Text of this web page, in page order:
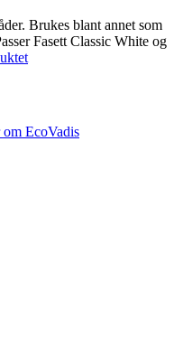
Brukes blant annet som
Fasett Classic White og
om EcoVadis